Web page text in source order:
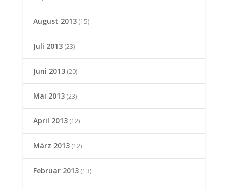
August 2013(15)
Juli 2013(23)
Juni 2013(20)
Mai 2013(23)
April 2013(12)
März 2013(12)
Februar 2013(13)